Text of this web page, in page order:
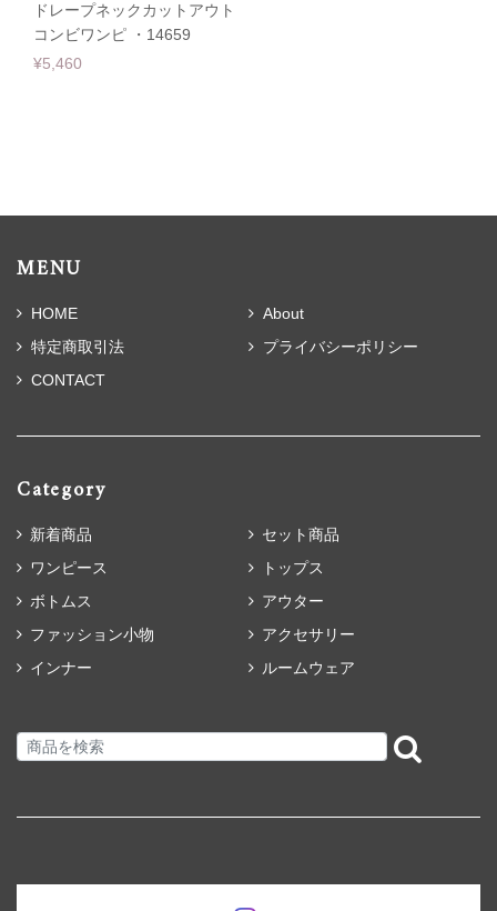
ドレープネックカットアウト
コンビワンピ ・14659
¥5,460
MENU
HOME
About
特定商取引法
プライバシーポリシー
CONTACT
Category
新着商品
セット商品
ワンピース
トップス
ボトムス
アウター
ファッション小物
アクセサリー
インナー
ルームウェア